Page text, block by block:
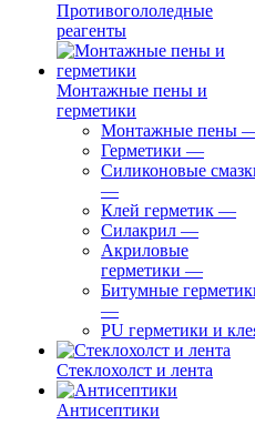
Противогололедные
реагенты
Монтажные пены и
герметики
Монтажные пены
Герметики —
Силиконовые
—
Клей герметик —
Силакрил —
Акриловые
герметики —
Битумные
—
PU герметики и
Стеклохолст и лента
Антисептики